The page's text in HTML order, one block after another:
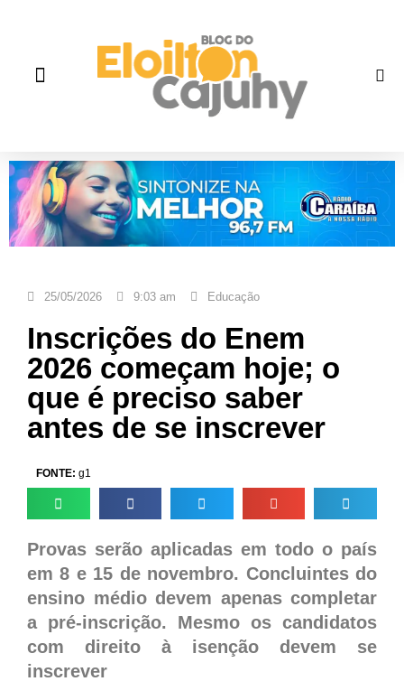
25/05/2026 9:03 am Educação
Inscrições do Enem
2026 começam hoje; o
que é preciso saber
antes de se inscrever
FONTE: g1
Provas serão aplicadas em todo o país
em 8 e 15 de novembro. Concluintes do
ensino médio devem apenas completar
a pré-inscrição. Mesmo os candidatos
com direito à isenção devem se
inscrever